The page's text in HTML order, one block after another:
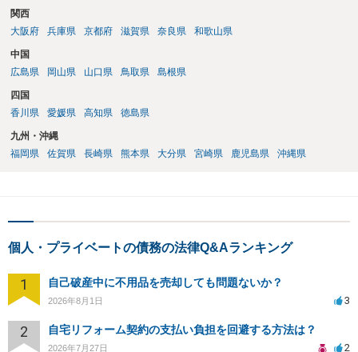
関西
大阪府
兵庫県 京都府 滋賀県 奈良県 和歌山県
中国
広島県
岡山県 山口県 鳥取県 島根県
四国
香川県
愛媛県 高知県 徳島県
九州・沖縄
福岡県
佐賀県 長崎県 熊本県 大分県 宮崎県 鹿児島県 沖縄県
個人・プライベートの債務の法律Q&Aランキング
1 自己破産中に不用品を売却しても問題ないか？
2026年8月1日 3
2 自宅リフォーム契約の支払い負担を回避する方法は？
2026年7月27日 2